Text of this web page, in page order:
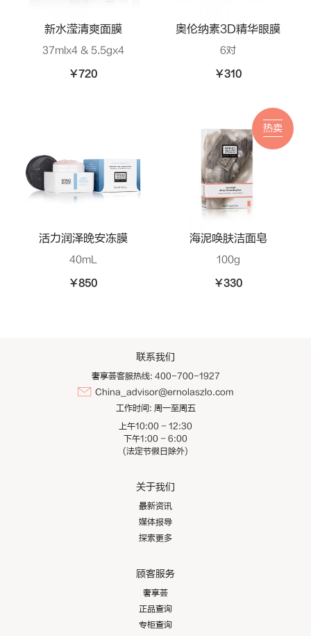
新水滢清爽面膜
37mlx4 & 5.5gx4
¥720
奥伦纳素3D精华眼膜
6对
¥310
活力润泽晚安冻膜
40mL
¥850
热卖
海泥唤肤洁面皂
100g
¥330
关于我们
最新资讯
媒体报导
探索更多
顾客服务
奢享荟
正品查询
专柜查询
联系我们
奢享荟客服热线: 400-700-1927
China_advisor@ernolaszlo.com
工作时间: 周一至周五
上午10:00 - 12:30
下午1:00 - 6:00
(法定节假日除外)